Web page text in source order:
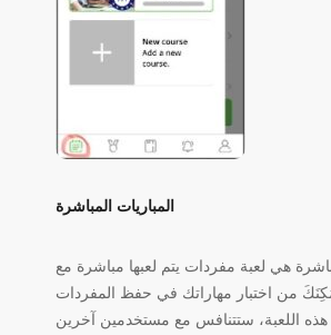
المباريات المباشرة
هي لعبة مفردات يتم لعبها مباشرة مع
من اختبار مهاراتك في حفظ المفردات
اللعبة، ستتنافس مع مستخدمين آخرين